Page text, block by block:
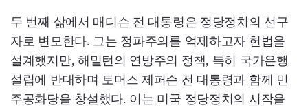
두 번째 삶에서 매디슨 전 대통령은 정당정치의 선구
자로 변모한다. 그는 정파주의를 억제하고자 헌법을
설계했지만, 해밀턴의 연방주의 정책, 특히 국가은행
설립에 반대하며 토머스 제퍼슨 전 대통령과 함께 민
주공화당을 창설했다. 이는 미국 정당정치의 시작을